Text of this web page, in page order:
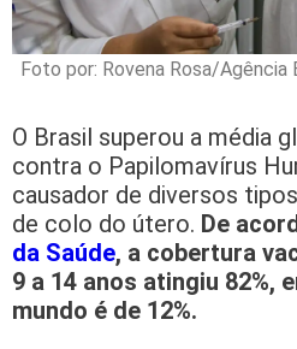
Foto por: Rovena Rosa/Agência
O Brasil superou a média
contra o Papilomavírus
causador de diversos
de colo do útero. De
da Saúde, a cobertura
9 a 14 anos atingiu 82%,
mundo é de 12%.